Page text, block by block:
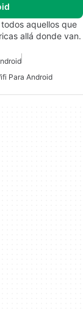
aquellos que
allá donde van.
Para Android